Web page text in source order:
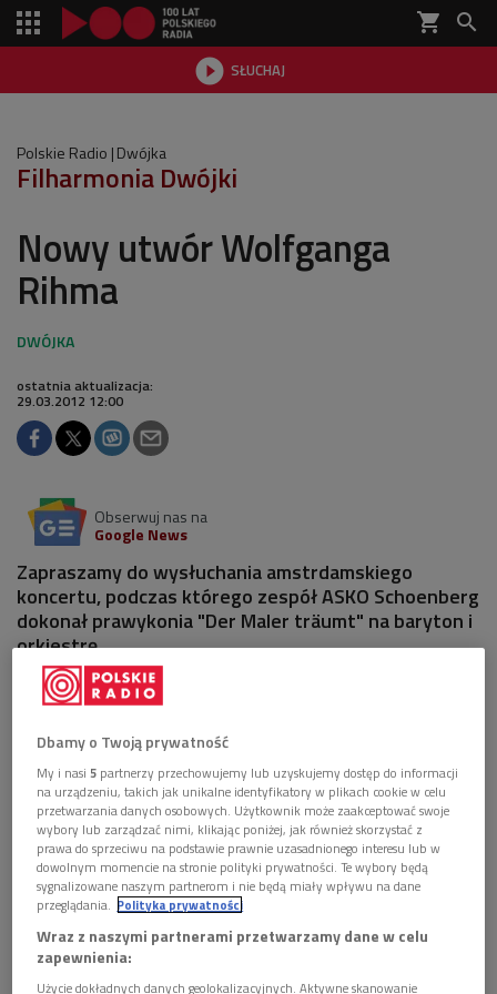
shopping_cart 
 SŁUCHAJ

Polskie Radio Dwójka
Filharmonia Dwójki
Nowy utwór Wolfganga
Rihma
ostatnia aktualizacja:
29.03.2012 12:00
Obserwuj nas na
Google News
Zapraszamy do wysłuchania amstrdamskiego
koncertu, podczas którego zespół ASKO Schoenberg
dokonał prawykonia "Der Maler träumt" na baryton i
orkiestrę.
Wolfgang Rihm Foto: Wikipedia/Hans Peter Schaefer, lic. CC
Dbamy o Twoją prywatność
My i nasi5 partnerzy przechowujemy lub uzyskujemy dostęp do informacji
na urządzeniu, takich jak unikalne identyfikatory w plikach cookie w celu
przetwarzania danych osobowych. Użytkownik może zaakceptować swoje
wybory lub zarządzać nimi, klikając poniżej, jak również skorzystać z
prawa do sprzeciwu na podstawie prawnie uzasadnionego interesu lub w
dowolnym momencie na stronie polityki prywatności. Te wybory będą
sygnalizowane naszym partnerom i nie będą miały wpływu na dane
przeglądania. Polityka prywatności
Wraz z naszymi partnerami przetwarzamy dane w celu
zapewnienia:
Użycie dokładnych danych geolokalizacyjnych. Aktywne skanowanie